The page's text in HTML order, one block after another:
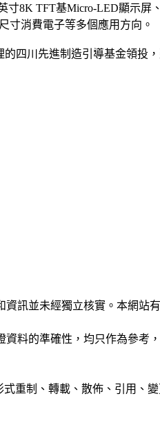
8K TFT基Micro-LED顯示屏
寸消費電子等多個應用方向。
四川先進制造引導基金領投
訊並未經獨立核實。本網站
料的準確性，均只作為參考
重制、轉載、散佈、引用、